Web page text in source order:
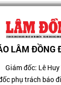
LÂM ĐỒNG
Giám đốc: Lê Huy
phụ trách báo